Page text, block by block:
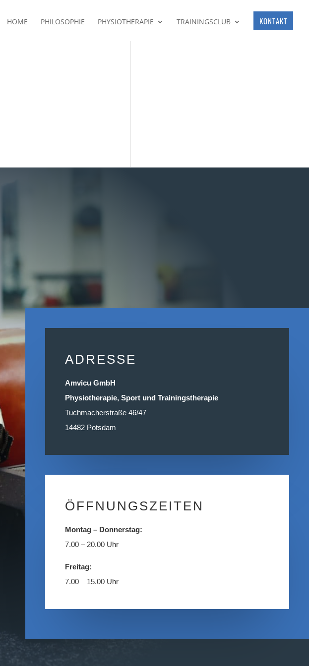
HOME PHILOSOPHIE PHYSIOTHERAPIE TRAININGSCLUB KONTAKT
ADRESSE
Amvicu GmbH
Physiotherapie, Sport und Trainingstherapie
Tuchmacherstraße 46/47
14482 Potsdam
ÖFFNUNGSZEITEN
Montag – Donnerstag:
7.00 – 20.00 Uhr
Freitag:
7.00 – 15.00 Uhr